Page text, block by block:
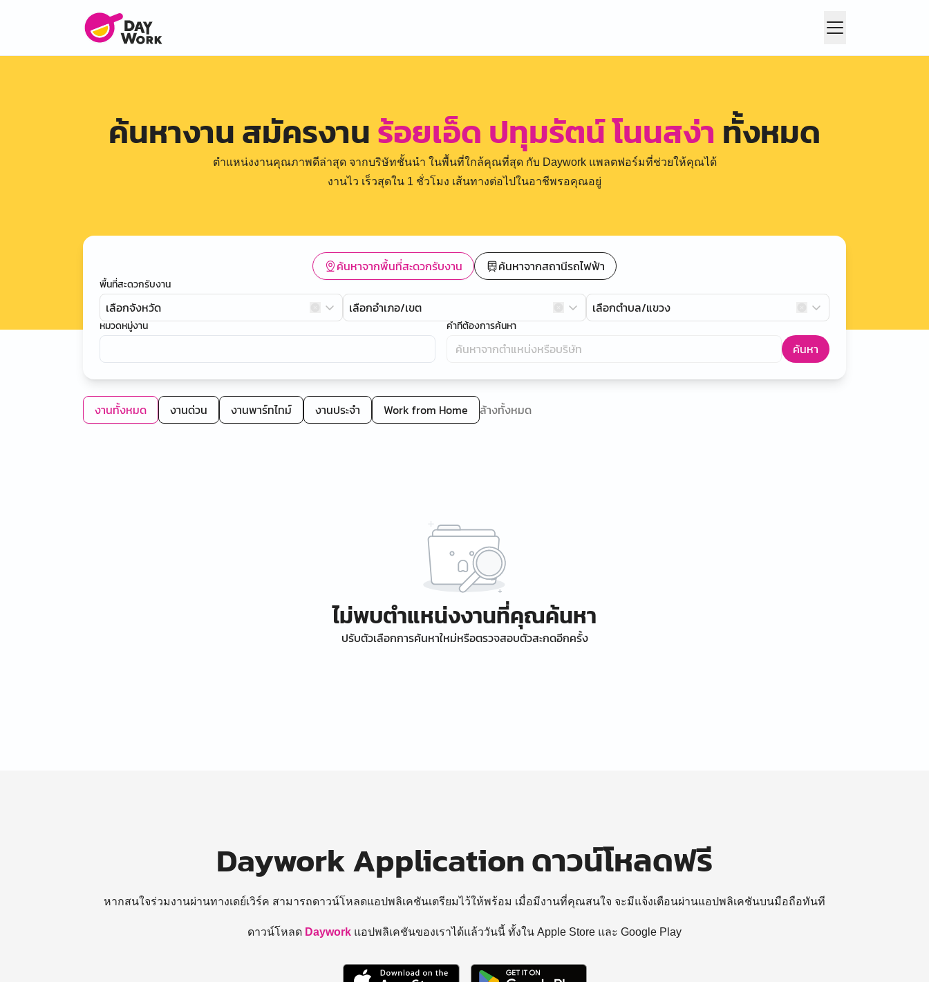
ค้นหางาน สมัครงานร้อยเอ็ด ปทุมรัตน์ โนนสง่า ทั้งหมด
ตำแหน่งงานคุณภาพดีล่าสุด จากบริษัทชั้นนำ ในพื้นที่ใกล้คุณที่สุด กับ Daywork แพลตฟอร์มที่ช่วยให้คุณได้
งานไว เร็วสุดใน 1 ชั่วโมง เส้นทางต่อไปในอาชีพรอคุณอยู่
ค้นหาจากพื้นที่สะดวกรับงาน ค้นหาจากสถานีรถไฟฟ้า
พื้นที่สะดวกรับงาน
เลือกจังหวัด เลือกอำเภอ/เขต เลือกตำบล/แขวง
หมวดหมู่งาน คำที่ต้องการค้นหา
ค้นหา
งานทั้งหมด งานด่วน งานพาร์ทไทม์ งานประจำ Work from Home ล้างทั้งหมด
ไม่พบตำแหน่งงานที่คุณค้นหา
ปรับตัวเลือกการค้นหาใหม่หรือตรวจสอบตัวสะกดอีกครั้ง
Daywork Application ดาวน์โหลดฟรี
หากสนใจร่วมงานผ่านทางเดย์เวิร์ค สามารถดาวน์โหลดแอปพลิเคชันเตรียมไว้ให้พร้อม เมื่อมีงานที่คุณสนใจ จะมีแจ้งเตือนผ่านแอปพลิเคชันบนมือถือทันที
ดาวน์โหลด Daywork แอปพลิเคชันของเราได้แล้ววันนี้ ทั้งใน Apple Store และ Google Play